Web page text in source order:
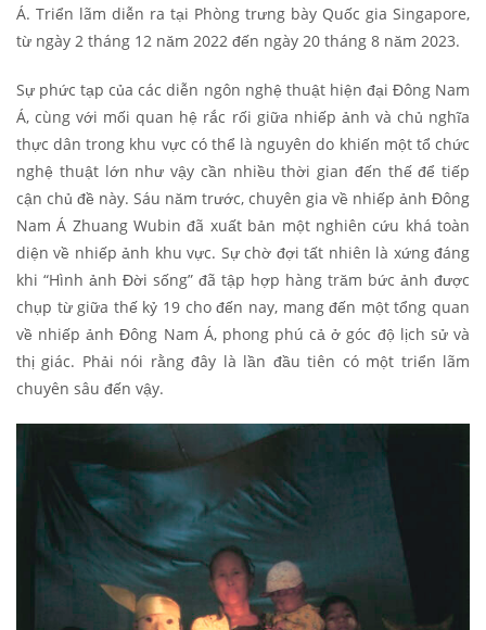
Á. Triển lãm diễn ra tại Phòng trưng bày Quốc gia Singapore,
từ ngày 2 tháng 12 năm 2022 đến ngày 20 tháng 8 năm 2023.
Sự phức tạp của các diễn ngôn nghệ thuật hiện đại Đông Nam
Á, cùng với mối quan hệ rắc rối giữa nhiếp ảnh và chủ nghĩa
thực dân trong khu vực có thể là nguyên do khiến một tổ chức
nghệ thuật lớn như vậy cần nhiều thời gian đến thế để tiếp
cận chủ đề này. Sáu năm trước, chuyên gia về nhiếp ảnh Đông
Nam Á Zhuang Wubin đã xuất bản một nghiên cứu khá toàn
diện về nhiếp ảnh khu vực. Sự chờ đợi tất nhiên là xứng đáng
khi “Hình ảnh Đời sống” đã tập hợp hàng trăm bức ảnh được
chụp từ giữa thế kỷ 19 cho đến nay, mang đến một tổng quan
về nhiếp ảnh Đông Nam Á, phong phú cả ở góc độ lịch sử và
thị giác. Phải nói rằng đây là lần đầu tiên có một triển lãm
chuyên sâu đến vậy.